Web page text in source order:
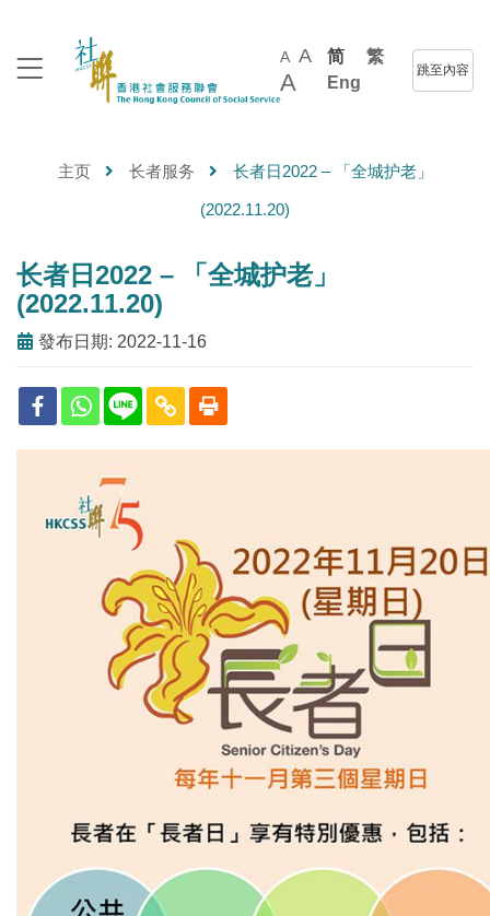
A A
A
简
繁
Eng
跳至內容
主页 长者服务 长者日2022 – 「全城护老」
(2022.11.20)
长者日2022 – 「全城护老」
(2022.11.20)
發布日期: 2022-11-16